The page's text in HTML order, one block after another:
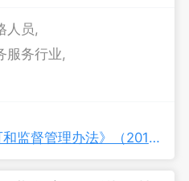
人员,
服务行业,
《会计师事务所执业许可和监督管理办法》（2019年修订）